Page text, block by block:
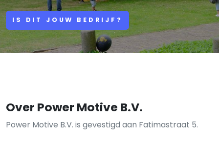
IS DIT JOUW BEDRIJF?
Over Power Motive B.V.
Power Motive B.V. is gevestigd aan Fatimastraat 5.